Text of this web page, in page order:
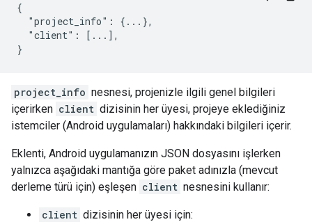
{
  "project_info": {...},
  "client": [...],
}
project_info nesnesi, projenizle ilgili genel bilgileri
içerirken client dizisinin her üyesi, projeye eklediğiniz
istemciler (Android uygulamaları) hakkındaki bilgileri içerir.
Eklenti, Android uygulamanızın JSON dosyasını işlerken
yalnızca aşağıdaki mantığa göre paket adınızla (mevcut
derleme türü için) eşleşen client nesnesini kullanır:
client dizisinin her üyesi için: